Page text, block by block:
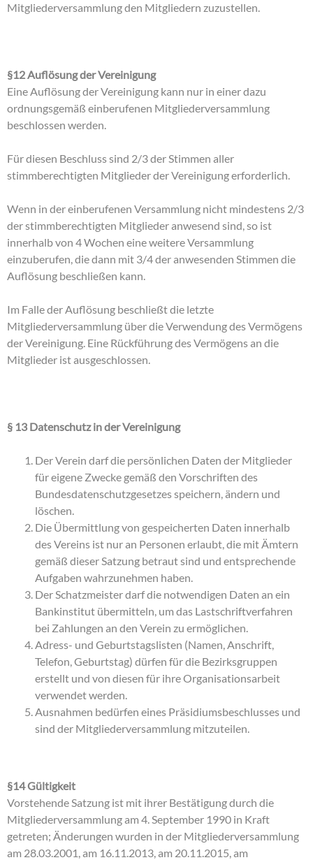
Mitgliederversammlung den Mitgliedern zuzustellen.
§12 Auflösung der Vereinigung
Eine Auflösung der Vereinigung kann nur in einer dazu
ordnungsgemäß einberufenen Mitgliederversammlung
beschlossen werden.
Für diesen Beschluss sind 2/3 der Stimmen aller
stimmberechtigten Mitglieder der Vereinigung erforderlich.
Wenn in der einberufenen Versammlung nicht mindestens 2/3
der stimmberechtigten Mitglieder anwesend sind, so ist
innerhalb von 4 Wochen eine weitere Versammlung
einzuberufen, die dann mit 3/4 der anwesenden Stimmen die
Auflösung beschließen kann.
Im Falle der Auflösung beschließt die letzte
Mitgliederversammlung über die Verwendung des Vermögens
der Vereinigung. Eine Rückführung des Vermögens an die
Mitglieder ist ausgeschlossen.
§ 13 Datenschutz in der Vereinigung
Der Verein darf die persönlichen Daten der Mitglieder
für eigene Zwecke gemäß den Vorschriften des
Bundesdatenschutzgesetzes speichern, ändern und
löschen.
Die Übermittlung von gespeicherten Daten innerhalb
des Vereins ist nur an Personen erlaubt, die mit Ämtern
gemäß dieser Satzung betraut sind und entsprechende
Aufgaben wahrzunehmen haben.
Der Schatzmeister darf die notwendigen Daten an ein
Bankinstitut übermitteln, um das Lastschriftverfahren
bei Zahlungen an den Verein zu ermöglichen.
Adress- und Geburtstagslisten (Namen, Anschrift,
Telefon, Geburtstag) dürfen für die Bezirksgruppen
erstellt und von diesen für ihre Organisationsarbeit
verwendet werden.
Ausnahmen bedürfen eines Präsidiumsbeschlusses und
sind der Mitgliederversammlung mitzuteilen.
§14 Gültigkeit
Vorstehende Satzung ist mit ihrer Bestätigung durch die
Mitgliederversammlung am 4. September 1990 in Kraft
getreten; Änderungen wurden in der Mitgliederversammlung
am 28.03.2001, am 16.11.2013, am 20.11.2015, am